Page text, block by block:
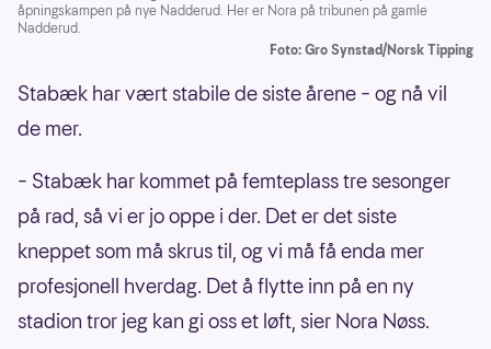
åpningskampen på nye Nadderud. Her er Nora på tribunen på gamle
Nadderud.
Foto: Gro Synstad/Norsk Tipping
Stabæk har vært stabile de siste årene – og nå vil
de mer.
– Stabæk har kommet på femteplass tre sesonger
på rad, så vi er jo oppe i der. Det er det siste
kneppet som må skrus til, og vi må få enda mer
profesjonell hverdag. Det å flytte inn på en ny
stadion tror jeg kan gi oss et løft, sier Nora Nøss.